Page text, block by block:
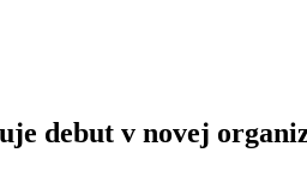
debut v novej